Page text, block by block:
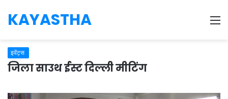
KAYASTHA
इवेंट्स
जिला साउथ ईस्ट दिल्ली मीटिंग